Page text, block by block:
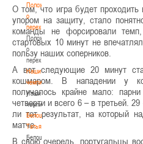
Положение
о
переходах
Положение
о
переходах
Наши
чемпионы
Наши
чемпионы
Белошапко
Татьяна
Белошапко
О том, что игра будет проходить
упором на защиту, стало
команды не форсировали
стартовых 10 минут не
пользу наших соперников.
А вот следующие 20 минут
кошмаром. В нападении у
получалось крайне мало:
четверти и всего 6 – в третьей.
ли тот результат, на который
матче.
В свою очередь, португальцы